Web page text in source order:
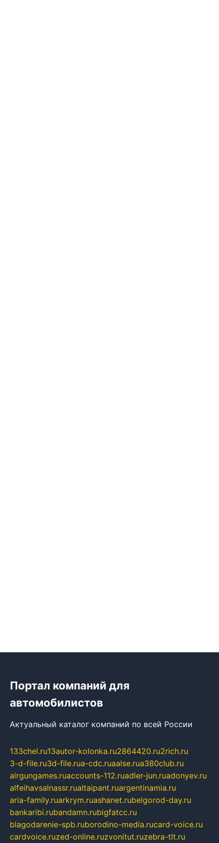
Портал компаний для
автомобилистов
Актуальный каталог компаний по всей России
133chel.ru13autor-kolonka.ru2864420.ru2rich.ru
3-d-file.ru3d-file.rua-cdc.ruaalse.rua380club.ru
airgungames.ruaccounts-112.ruadler-jun.ruadonyev.ru
alfeihavsalnassr.rualtaipant.ruargentinamia.ru
aria-family.ruarkrym.ruashanet.rubelgorod-day.ru
bankaribi.rubandamn.rubigfatcc.ru
blagodarenie-spb.ruborodino-media.rucard-voice.ru
cardvoice.ruzed-online.ruzvonitut.ruzebra-tlt.ru